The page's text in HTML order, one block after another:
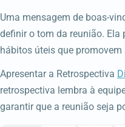
Uma mensagem de boas-
definir o tom da reunião. Ela
hábitos úteis que promovem
Apresentar a Retrospectiva
retrospectiva lembra à
garantir que a reunião seja